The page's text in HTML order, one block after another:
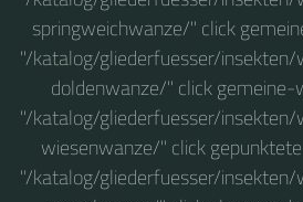
springweichwanze/" click
"/katalog/gliederfuesser/
doldenwanze/" click
"/katalog/gliederfuesser/
wiesenwanze/" click
"/katalog/gliederfuesser/